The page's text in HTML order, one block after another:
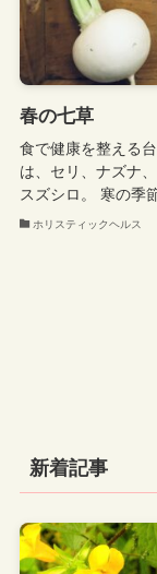
春の七草
食で健康を整える
は、セリ、ナズナ
スズシロ。 寒の季
ホリスティックヘルス
新着記事